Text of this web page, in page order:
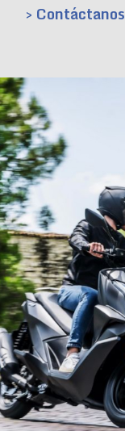
> Contáctanos